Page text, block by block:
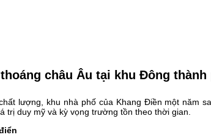
châu Âu tại khu Đông thành
lượng, khu nhà phố của Khang Điền một năm
trị duy mỹ và kỳ vọng trường tồn theo thời gian.